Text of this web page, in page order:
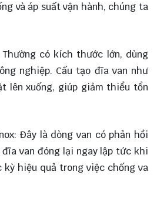
và áp suất vận hành, chúng ta
có kích thước lớn, dùng
nghiệp. Cấu tạo đĩa van như
lên xuống, giúp giảm thiểu tổn
Đây là dòng van có phản hồi
van đóng lại ngay lập tức khi
kỳ hiệu quả trong việc chống va